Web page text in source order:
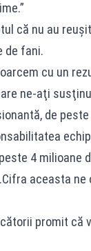
că nu au
de fani.
cu un
ne-aţi
de
4 milioane
aceasta ne
promit că